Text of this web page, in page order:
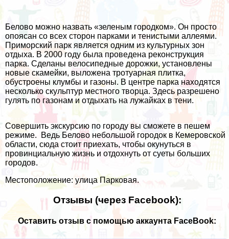
Белово можно назвать «зеленым городком». Он просто
опоясан со всех сторон парками и тенистыми аллеями.
Приморский парк является одним из культурных зон
отдыха. В 2000 году была проведена реконструкция
парка. Сделаны велосипедные дорожки, установлены
новые скамейки, выложена тротуарная плитка,
обустроены клумбы и газоны. В центре парка находятся
несколько скульптур местного творца. Здесь разрешено
гулять по газонам и отдыхать на лужайках в тени.
Совершить экскурсию по городу вы сможете в пешем
режиме. Ведь Белово небольшой городок в Кемеровской
области, сюда стоит приехать, чтобы окунуться в
провинциальную жизнь и отдохнуть от суеты больших
городов.
Местоположение: улица Парковая.
Отзывы (через Facebook):
Оставить отзыв с помощью аккаунта FaceBook: